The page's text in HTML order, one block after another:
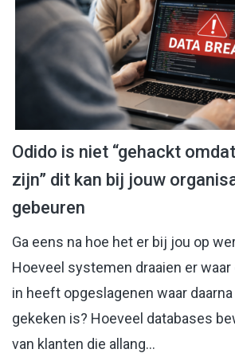
Odido is niet “gehackt
zijn” dit kan bij jouw
gebeuren
Ga eens na hoe het er bij jou op
Hoeveel systemen draaien er
in heeft opgeslagenen waar
gekeken is? Hoeveel databases
van klanten die allang…